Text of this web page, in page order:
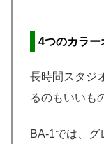
4つのカラー
長時間スタジ
るのもいいも
BA-1では、グ